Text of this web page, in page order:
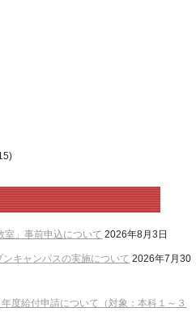
室」事前申込について 2026年8月3日
ンキャンパスの実施について 2026年7月30
度給付申請について（対象：本科１～３